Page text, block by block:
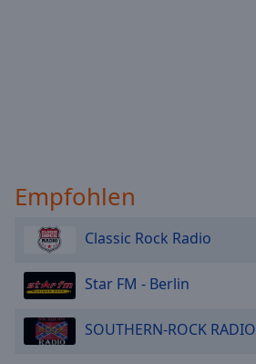
Empfohlen
Classic Rock Radio
Star FM - Berlin
SOUTHERN-ROCK RADIO